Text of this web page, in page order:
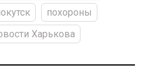
похороны
Харькова